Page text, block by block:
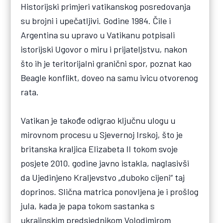
Historijski primjeri vatikanskog posredovanja
su brojni i upečatljivi. Godine 1984. Čile i
Argentina su upravo u Vatikanu potpisali
istorijski Ugovor o miru i prijateljstvu, nakon
što ih je teritorijalni granični spor, poznat kao
Beagle konflikt, doveo na samu ivicu otvorenog
rata.
Vatikan je takođe odigrao ključnu ulogu u
mirovnom procesu u Sjevernoj Irskoj, što je
britanska kraljica Elizabeta II tokom svoje
posjete 2010. godine javno istakla, naglasivši
da Ujedinjeno Kraljevstvo „duboko cijeni“ taj
doprinos. Slična matrica ponovljena je i prošlog
jula, kada je papa tokom sastanka s
ukrajinskim predsjednikom Volodimirom